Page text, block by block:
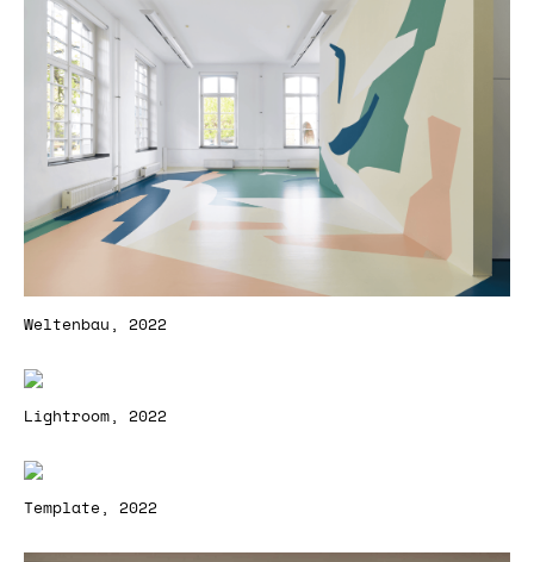
Weltenbau, 2022
Lightroom, 2022
Template, 2022